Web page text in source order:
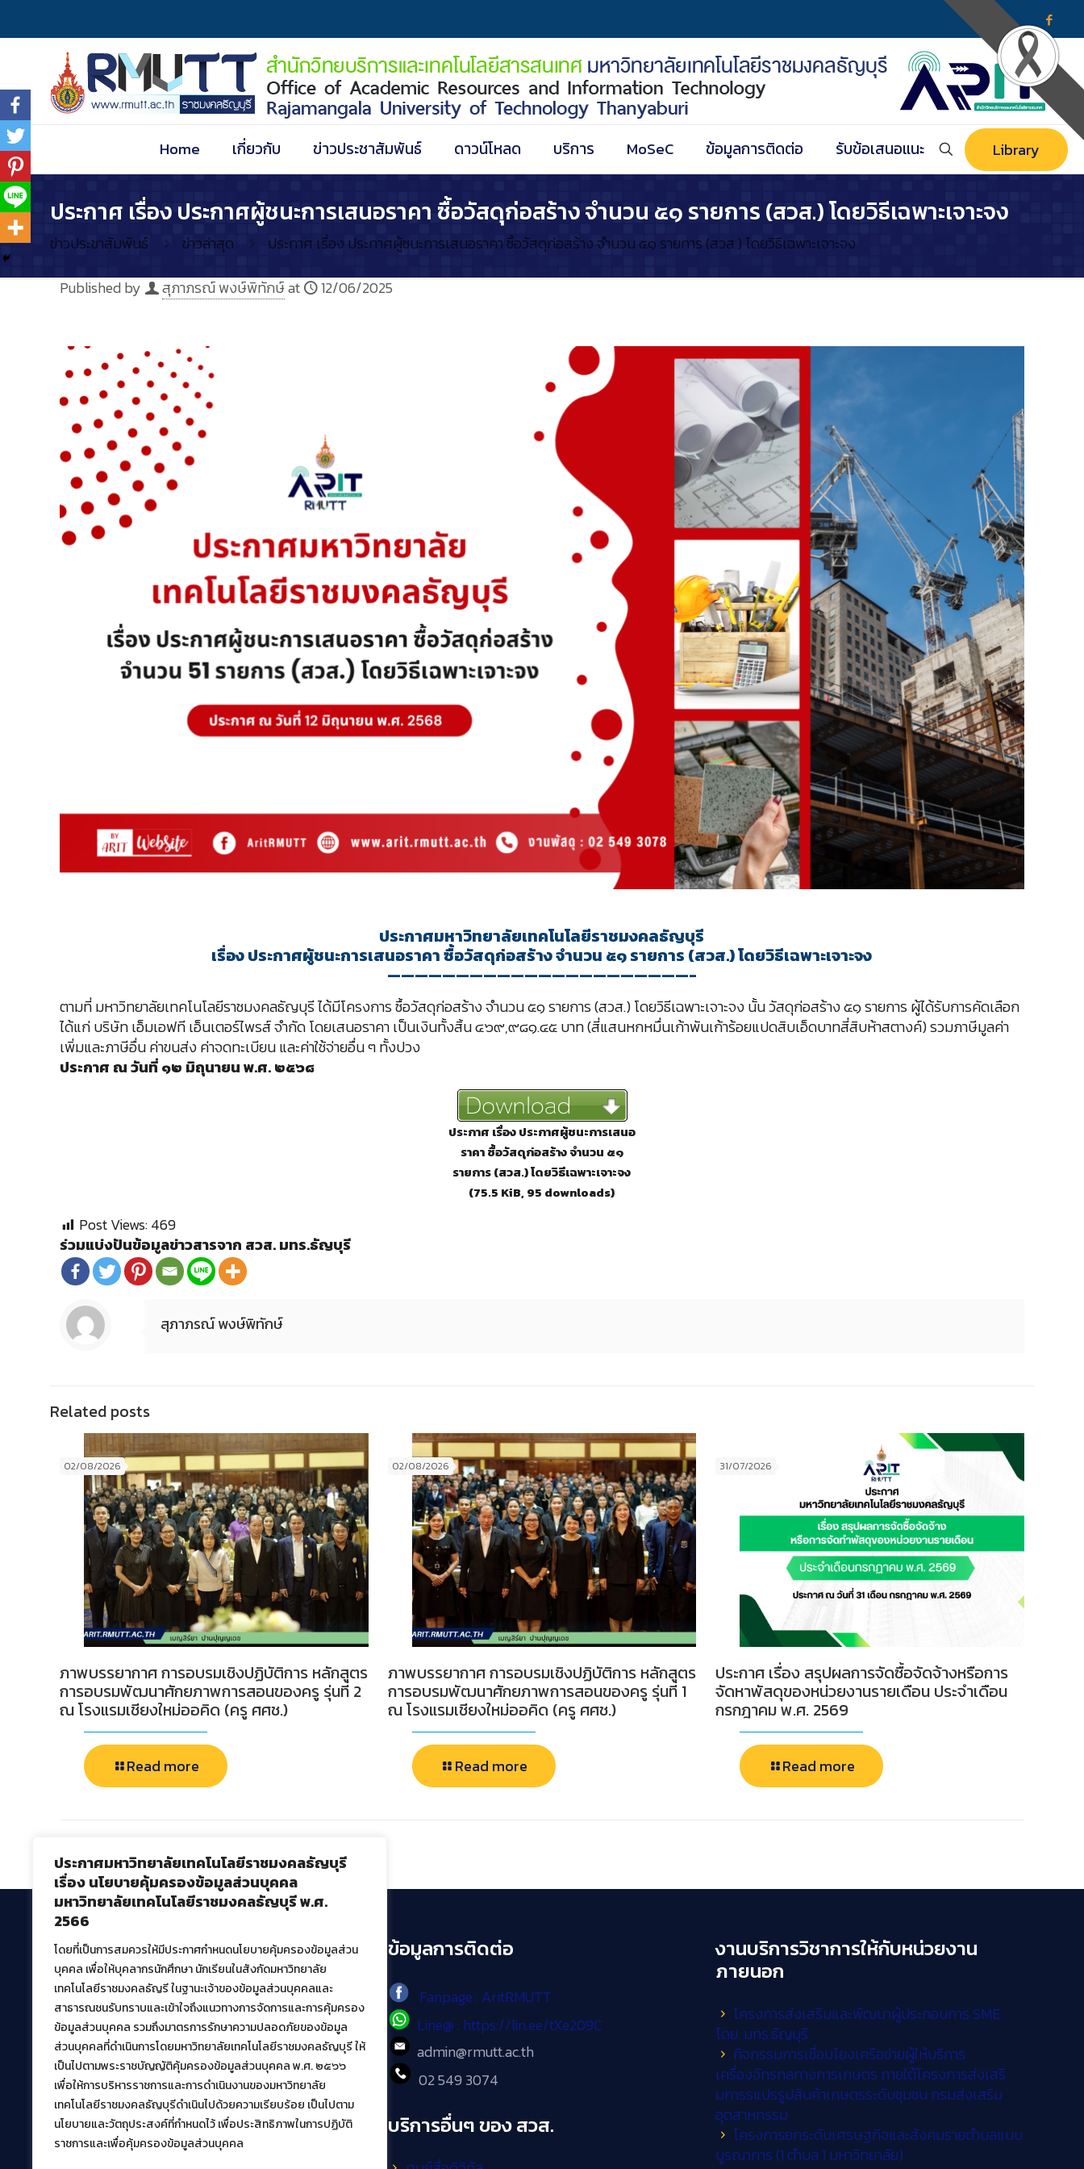
ประกาศมหาวิทยาลัยเทคโนโลยีราชมงคลธัญบุรี
เรื่อง นโยบายคุ้มครองข้อมูลส่วนบุคคล
มหาวิทยาลัยเทคโนโลยีราชมงคลธัญบุรี พ.ศ.
2566
โดยที่เป็นการสมควรให้มีประกาศกำหนดนโยบายคุ้มครองข้อมูลส่วน
บุคคล เพื่อให้บุคลากรนักศึกษา นักเรียนในสังกัดมหาวิทยาลัย
เทคโนโลยีราชมงคลธัญรี ในฐานะเจ้าของข้อมูลส่วนบุคคลและ
สาธารณชนรับทราบและเข้าใจถึงแนวทางการจัดการและการคุ้มครอง
ข้อมูลส่วนบุคคล รวมถึงมาตรการรักษาความปลอดภัยของข้อมูล
ส่วนบุคคลที่ดำเนินการโดยมหาวิทยาลัยเทคโนโลยีราชมงคลธัญบุรี ให้
เป็นไปตามพระราชบัญญัติคุ้มครองข้อมูลส่วนบุคคล พ.ศ. ๒๕๖๖
เพื่อให้การบริหารราชการและการดำเนินงานของมหาวิทยาลัย
เทคโนโลยีราชมงคลธัญบุรีดำเนินไปด้วยความเรียบร้อย เป็นไปตาม
นโยบายและวัตถุประสงค์ที่กำหนดไว้ เพื่อประสิทธิภาพในการปฏิบัติ
ราชการและเพื่อคุ้มครองข้อมูลส่วนบุคคล
Home เกี่ยวกับ ข่าวประชาสัมพันธ์ ดาวน์โหลด บริการ MoSeC ข้อมูลการติดต่อ รับข้อเสนอแนะ Library
ประกาศ เรื่อง ประกาศผู้ชนะการเสนอราคา ซื้อวัสดุก่อสร้าง จำนวน ๕๑ รายการ (สวส.) โดยวิธีเฉพาะเจาะจง
ข่าวประชาสัมพันธ์ ข่าวล่าสุด ประกาศ เรื่อง ประกาศผู้ชนะการเสนอราคา ซื้อวัสดุก่อสร้าง จำนวน ๕๑ รายการ (สวส.) โดยวิธีเฉพาะเจาะจง
Published by สุภาภรณ์ พงษ์พิทักษ์at 12/06/2025
ประกาศมหาวิทยาลัยเทคโนโลยีราชมงคลธัญบุรี
เรื่อง ประกาศผู้ชนะการเสนอราคา ซื้อวัสดุก่อสร้าง จำนวน ๕๑ รายการ (สวส.) โดยวิธีเฉพาะเจาะจง
——————————————————————-
ตามที่ มหาวิทยาลัยเทคโนโลยีราชมงคลธัญบุรี ได้มีโครงการ ซื้อวัสดุก่อสร้าง จำนวน ๕๑ รายการ (สวส.) โดยวิธีเฉพาะเจาะจง นั้น วัสดุก่อสร้าง ๕๑ รายการ ผู้ได้รับการคัดเลือก
ได้แก่ บริษัท เอ็มเอฟที เอ็นเตอร์ไพรส์ จำกัด โดยเสนอราคา เป็นเงินทั้งสิ้น ๔๖๙,๙๘๑.๔๕ บาท (สี่แสนหกหมื่นเก้าพันเก้าร้อยแปดสิบเอ็ดบาทสี่สิบห้าสตางค์) รวมภาษีมูลค่า
เพิ่มและภาษีอื่น ค่าขนส่ง ค่าจดทะเบียน และค่าใช้จ่ายอื่น ๆ ทั้งปวง
ประกาศ ณ วันที่ ๑๒ มิถุนายน พ.ศ. ๒๕๖๘
ประกาศ เรื่อง ประกาศผู้ชนะการเสนอ
ราคา ซื้อวัสดุก่อสร้าง จำนวน ๕๑
รายการ (สวส.) โดยวิธีเฉพาะเจาะจง
(75.5 KiB, 95 downloads)
Post Views:469
ร่วมแบ่งปันข้อมูลข่าวสารจาก สวส. มทร.ธัญบุรี
สุภาภรณ์ พงษ์พิทักษ์
Related posts
02/08/2026
ภาพบรรยากาศ การอบรมเชิงปฏิบัติการ หลักสูตร
การอบรมพัฒนาศักยภาพการสอนของครู รุ่นที่ 2
ณ โรงแรมเชียงใหม่ออคิด (ครู ศศช.)
Read more
02/08/2026
ภาพบรรยากาศ การอบรมเชิงปฏิบัติการ หลักสูตร
การอบรมพัฒนาศักยภาพการสอนของครู รุ่นที่ 1
ณ โรงแรมเชียงใหม่ออคิด (ครู ศศช.)
Read more
31/07/2026
ประกาศ เรื่อง สรุปผลการจัดซื้อจัดจ้างหรือการ
จัดหาพัสดุของหน่วยงานรายเดือน ประจำเดือน
กรกฎาคม พ.ศ. 2569
Read more
สำนักวิทยบริการและเทคโนโลยีสารสนเทศ
มหาวิทยาลัยเทคโนโลยีราชมงคลธัญบุรี
39 หมู่ที่ 1 ตำบลคลองหก อำเภอคลองหลวง จังหวัด
ปทุมธานี 12120
เผยแพร่ข้อมูลโดย.บุคลากร สวส.
สร้างและพัฒนาโดย.
ฝ่ายพัฒนาและเผยแพร่ข้อมูลเว็บไซต์
ข้อมูลการติดต่อ
Fanpage : AritRMUTT
Line@ : https://lin.ee/tXe209C
admin@rmutt.ac.th
02 549 3074
บริการอื่นๆ ของ สวส.
งานบริการวิชาการให้กับหน่วยงาน
ภายนอก
โครงการส่งเสริมและพัฒนาผู้ประกอบการ SME
โดย. มทร.ธัญบุรี
กิจกรรมการเชื่อมโยงเครือข่ายผู้ให้บริการ
เครื่องจักรกลทางการเกษตร ภายใต้โครงการส่งเสริ
มการรแปรรูปสินค้าเกษตรระดับชุมชน กรมส่งเสริม
อุตสาหกรรม
โครงการยกระดับเศรษฐกิจและสังคมรายตำบลแบบ
บูรณาการ (1 ตำบล 1 มหาวิทยาลัย)